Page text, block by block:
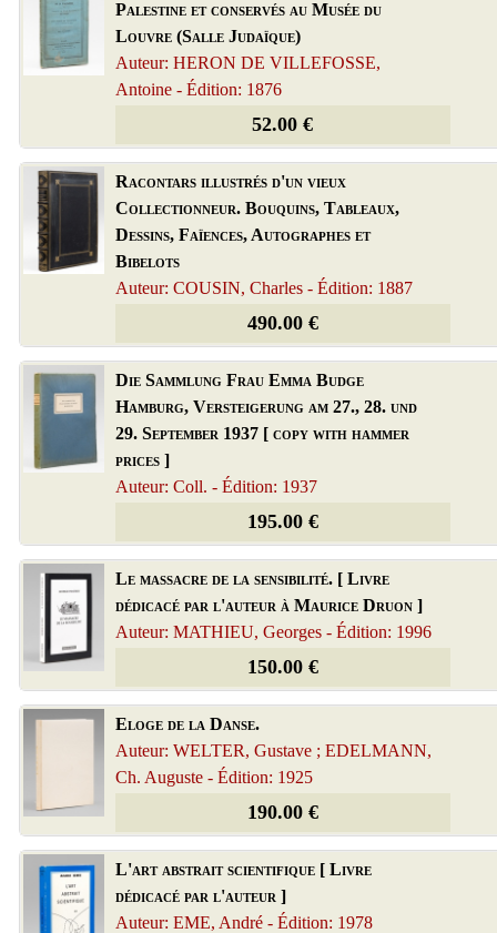
Palestine et conservés au Musée du
Louvre (Salle Judaïque)
Auteur: HERON DE VILLEFOSSE,
Antoine - Édition: 1876
52.00 €
Racontars illustrés d'un vieux
Collectionneur. Bouquins, Tableaux,
Dessins, Faïences, Autographes et
Bibelots
Auteur: COUSIN, Charles - Édition: 1887
490.00 €
Die Sammlung Frau Emma Budge
Hamburg, Versteigerung am 27., 28. und
29. September 1937 [ copy with hammer
prices ]
Auteur: Coll. - Édition: 1937
195.00 €
Le massacre de la sensibilité. [ Livre
dédicacé par l'auteur à Maurice Druon ]
Auteur: MATHIEU, Georges - Édition: 1996
150.00 €
Eloge de la Danse.
Auteur: WELTER, Gustave ; EDELMANN,
Ch. Auguste - Édition: 1925
190.00 €
L'art abstrait scientifique [ Livre
dédicacé par l'auteur ]
Auteur: EME, André - Édition: 1978